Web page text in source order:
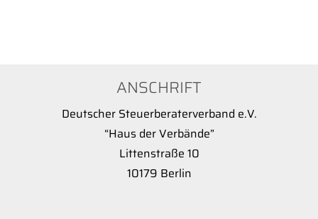
ANSCHRIFT
Deutscher Steuerberaterverband e.V.
“Haus der Verbände”
Littenstraße 10
10179 Berlin